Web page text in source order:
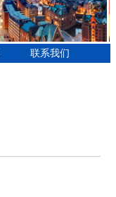
联系我们